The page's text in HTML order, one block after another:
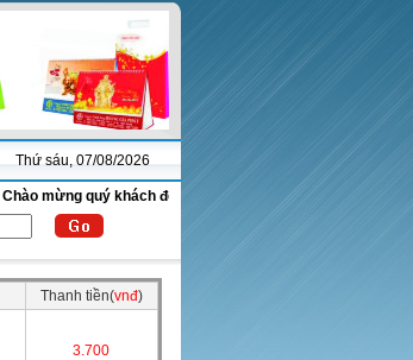
Thứ sáu, 07/08/2026
Chào mừng quý khách đến với website thanhnha.com !
Thanh tiền(vnđ)
3.700